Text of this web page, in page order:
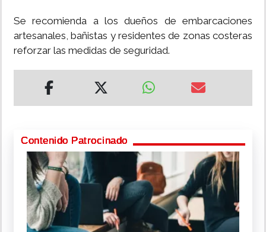
Se recomienda a los dueños de embarcaciones
artesanales, bañistas y residentes de zonas costeras
reforzar las medidas de seguridad.
Contenido Patrocinado